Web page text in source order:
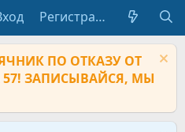
Регистрация
ПО ОТКАЗУ ОТ
ЗАПИСЫВАЙСЯ, МЫ